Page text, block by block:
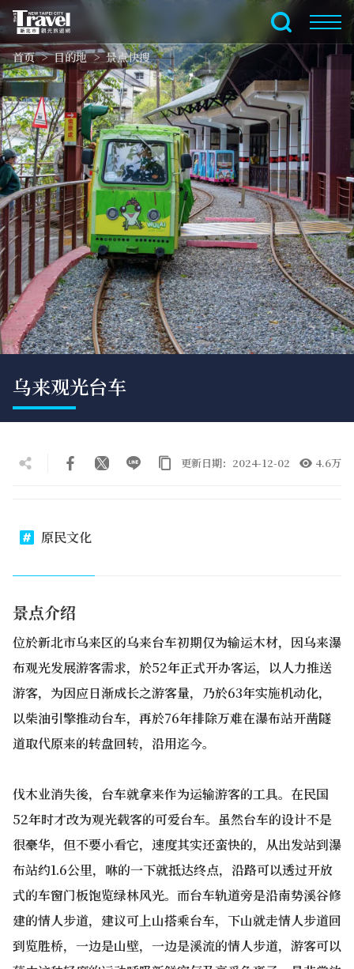
跳
到
主
要
内
容
区
块
全文搜索
首页 目的地 景点快搜
乌来观光台车
更新日期：2024-12-02 4.6万
原民文化
景点介绍
位於新北市乌来区的乌来台车初期仅为输运木材，因乌来瀑
布观光发展游客需求，於52年正式开办客运，以人力推送
游客，为因应日渐成长之游客量，乃於63年实施机动化，
以柴油引擎推动台车，再於76年排除万难在瀑布站开凿隧
道取代原来的转盘回转，沿用迄今。
伐木业消失後，台车就拿来作为运输游客的工具。在民国
52年时才改为观光载客的可爱台车。虽然台车的设计不是
很豪华，但不要小看它，速度其实还蛮快的，从出发站到瀑
布站约1.6公里，咻的一下就抵达终点，沿路可以透过开放
式的车窗门板饱览绿林风光。而台车轨道旁是沿南势溪谷修
建的情人步道，建议可上山搭乘台车，下山就走情人步道回
到览胜桥，一边是山壁，一边是溪流的情人步道，游客可以